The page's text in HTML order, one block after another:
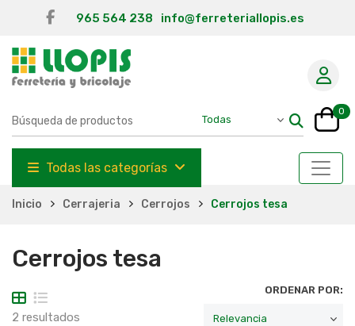
965 564 238 info@ferreteriallopis.es
0
Todas las categorías
Inicio Cerrajeria Cerrojos Cerrojos tesa
Cerrojos tesa
2 resultados
ORDENAR POR: